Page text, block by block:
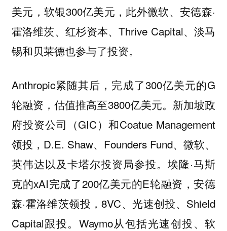
美元，软银300亿美元，此外微软、安德森·
霍洛维茨、红杉资本、Thrive Capital、淡马
锡和贝莱德也参与了投资。
Anthropic紧随其后，完成了300亿美元的G
轮融资，估值推高至3800亿美元。新加坡政
府投资公司（GIC）和Coatue Management
领投，D.E. Shaw、Founders Fund、微软、
英伟达以及卡塔尔投资局参投。埃隆·马斯
克的xAI完成了200亿美元的E轮融资，安德
森·霍洛维茨领投，8VC、光速创投、Shield
Capital跟投。Waymo从包括光速创投、软